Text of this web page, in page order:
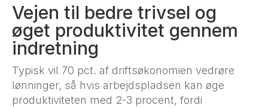
Vejen til bedre trivsel og
øget produktivitet gennem
indretning
Typisk vil 70 pct. af driftsøkonomien vedrøre
lønninger, så hvis arbejdspladsen kan øge
produktiviteten med 2-3 procent, fordi